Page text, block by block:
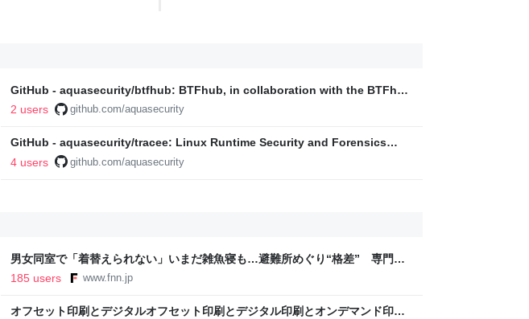
GitHub - aquasecurity/btfhub: BTFhub, in collaboration with the BTFhub
Archive repository, supplies BTF files for all published kernels that lack
native support for embedded BTF. This joint effort ensures that even
kernels without built-in BTF support can
2 users github.com/aquasecurity
GitHub - aquasecurity/tracee: Linux Runtime Security and Forensics
using eBPF
4 users github.com/aquasecurity
男女同室で「着替えられない」いまだ雑魚寝も…避難所めぐり“格差” 専門家
「標準化されていない」 令和8年熊本地震｜FNNプライムオンライン
185 users www.fnn.jp
オフセット印刷とデジタルオフセット印刷とデジタル印刷とオンデマンド印刷